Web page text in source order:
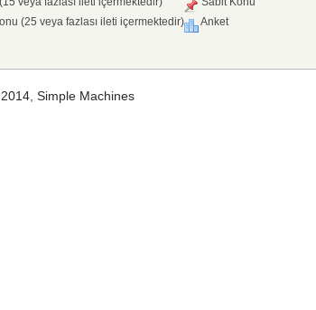
(25 veya fazlası ileti içermektedir)
Anket
,Simple Machines